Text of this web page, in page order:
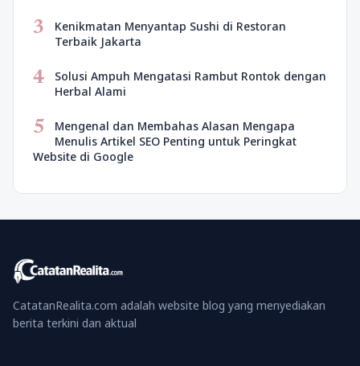
3
Kenikmatan Menyantap Sushi di Restoran
Terbaik Jakarta
4
Solusi Ampuh Mengatasi Rambut Rontok dengan
Herbal Alami
5
Mengenal dan Membahas Alasan Mengapa
Menulis Artikel SEO Penting untuk Peringkat
Website di Google
CatatanRealita.com adalah website blog yang menyediakan
berita terkini dan aktual